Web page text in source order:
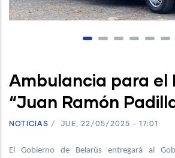
Ambulancia para el
“Juan Ramón
NOTICIAS / JUE, 22/05/2025 - 17:01
El Gobierno de Belarús entregará al